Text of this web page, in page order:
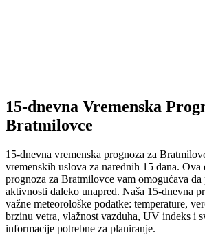
15-dnevna Vremenska
Bratmilovce
15-dnevna vremenska prognoza za
vremenskih uslova za narednih 15 dana. Ova
prognoza za Bratmilovce vam omogućava da
aktivnosti daleko unapred. Naša 15-dnevna
važne meteorološke podatke: temperature,
brzinu vetra, vlažnost vazduha, UV indeks i
informacije potrebne za planiranje.